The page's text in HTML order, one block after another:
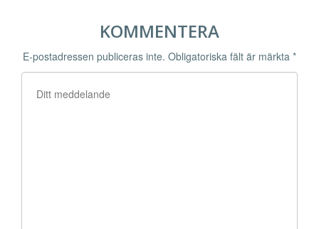
KOMMENTERA
E-postadressen publiceras inte. Obligatoriska fält är märkta *